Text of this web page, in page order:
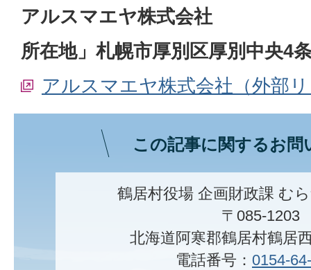
アルスマエヤ株式会社
所在地」札幌市厚別区厚別中央4
アルスマエヤ株式会社（外部
この記事に関するお問
鶴居村役場 企画財政課 む
〒085-1203
北海道阿寒郡鶴居村鶴居
電話番号： 0154-